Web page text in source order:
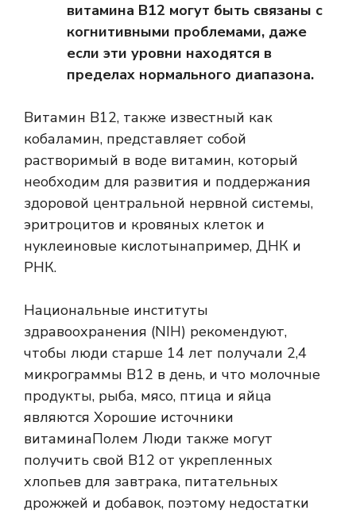
витамина B12 могут быть связаны с
когнитивными проблемами, даже
если эти уровни находятся в
пределах нормального диапазона.
Витамин В12, также известный как
кобаламин, представляет собой
растворимый в воде витамин, который
необходим для развития и поддержания
здоровой центральной нервной системы,
эритроцитов и кровяных клеток и
нуклеиновые кислотынапример, ДНК и
РНК.
Национальные институты
здравоохранения (NIH) рекомендуют,
чтобы люди старше 14 лет получали 2,4
микрограммы B12 в день, и что молочные
продукты, рыба, мясо, птица и яйца
являются Хорошие источники
витаминаПолем Люди также могут
получить свой B12 от укрепленных
хлопьев для завтрака, питательных
дрожжей и добавок, поэтому недостатки